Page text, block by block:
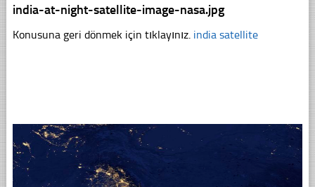
india-at-night-satellite-image-nasa.jpg
Konusuna geri dönmek için tıklayınız. india satellite